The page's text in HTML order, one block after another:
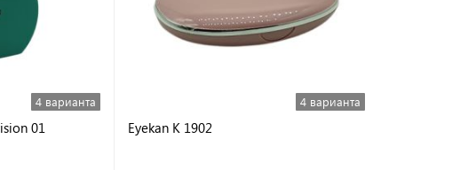
4 варианта
01
4 варианта
Eyekan K 1902